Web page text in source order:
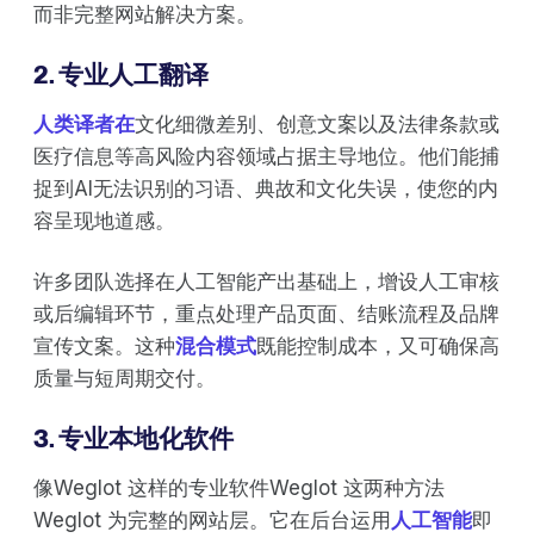
而非完整网站解决方案。
2. 专业人工翻译
人类译者在文化细微差别、创意文案以及法律条款或
医疗信息等高风险内容领域占据主导地位。他们能捕
捉到AI无法识别的习语、典故和文化失误，使您的内
容呈现地道感。
许多团队选择在人工智能产出基础上，增设人工审核
或后编辑环节，重点处理产品页面、结账流程及品牌
宣传文案。这种混合模式既能控制成本，又可确保高
质量与短周期交付。
3. 专业本地化软件
像Weglot 这样的专业软件Weglot 这两种方法
Weglot 为完整的网站层。它在后台运用 人工智能即